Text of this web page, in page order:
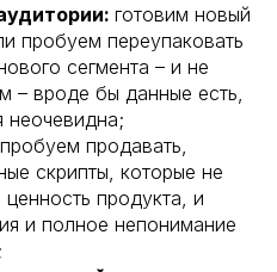
готовим новый
пробуем переупаковать
сегмента – и не
– вроде бы данные есть,
неочевидна;
пробуем продавать,
скрипты, которые не
продукта, и
и полное непонимание